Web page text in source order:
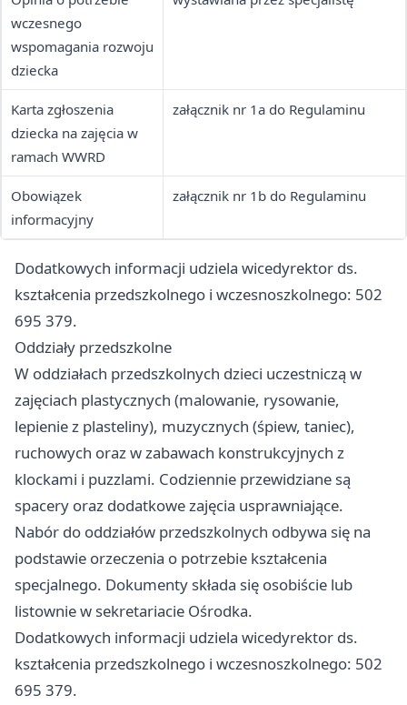
wczesnego
wspomagania rozwoju
dziecka
Karta zgłoszenia
dziecka na zajęcia w
ramach WWRD
załącznik nr 1a do Regulaminu
Obowiązek
informacyjny
załącznik nr 1b do Regulaminu
Dodatkowych informacji udziela wicedyrektor ds.
kształcenia przedszkolnego i wczesnoszkolnego: 502
695 379.
Oddziały przedszkolne
W oddziałach przedszkolnych dzieci uczestniczą w
zajęciach plastycznych (malowanie, rysowanie,
lepienie z plasteliny), muzycznych (śpiew, taniec),
ruchowych oraz w zabawach konstrukcyjnych z
klockami i puzzlami. Codziennie przewidziane są
spacery oraz dodatkowe zajęcia usprawniające.
Nabór do oddziałów przedszkolnych odbywa się na
podstawie orzeczenia o potrzebie kształcenia
specjalnego. Dokumenty składa się osobiście lub
listownie w sekretariacie Ośrodka.
Dodatkowych informacji udziela wicedyrektor ds.
kształcenia przedszkolnego i wczesnoszkolnego: 502
695 379.